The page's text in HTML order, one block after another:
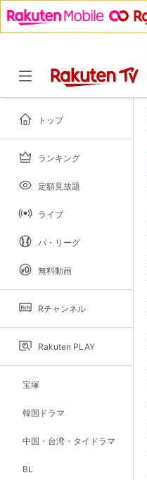
トップ
ランキング
定額見放題
ライブ
パ・リーグ
無料動画
Rチャンネル
Rakuten PLAY
宝塚
韓国ドラマ
中国・台湾・タイドラマ
BL